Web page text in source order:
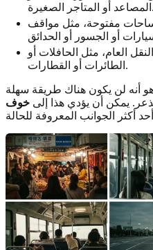
المصاعد أو المتاجر الصغيرة.
مفتوحة، مثل مواقف
العام، مثل الحافلات أو
الطائرات أو القطارات.
أنه لن يكون هناك طريقة سهلة
يمكن أن يؤدي هذا إلى خوف